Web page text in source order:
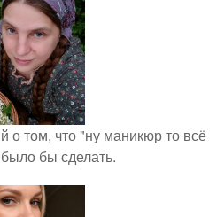
о том, что "ну маникюр то всё
бы сделать.